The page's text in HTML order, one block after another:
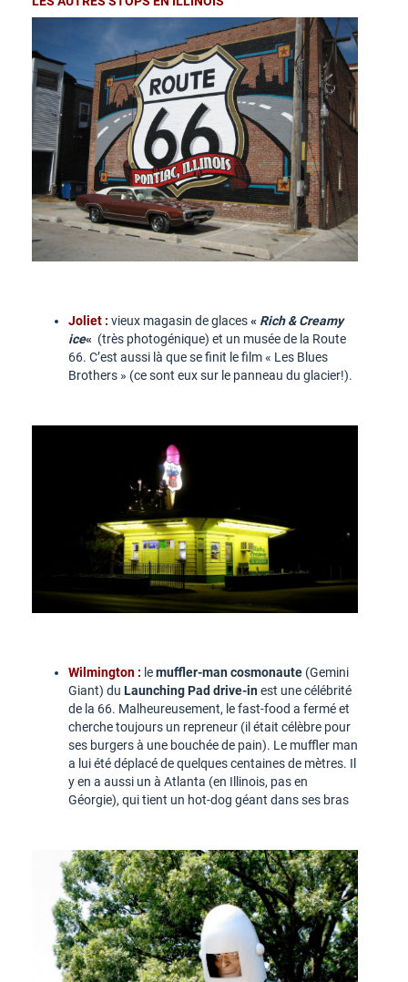
Joliet : vieux magasin de glaces« Rich & Creamy
ice« (très photogénique) et un musée de la Route
66. C’est aussi là que se finit le film « Les Blues
Brothers » (ce sont eux sur le panneau du glacier!).
Wilmington : lemuffler-man cosmonaute (Gemini
Giant) du Launching Pad drive-inest une célébrité
de la 66. Malheureusement, le fast-food a fermé et
cherche toujours un repreneur (il était célèbre pour
ses burgers à une bouchée de pain). Le muffler man
a lui été déplacé de quelques centaines de mètres. Il
y en a aussi un à Atlanta (en Illinois, pas en
Géorgie), qui tient un hot-dog géant dans ses bras